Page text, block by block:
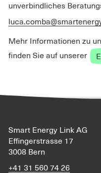
unverbindliches
Mehr Informationen zu
finden Sie auf unserer
Smart Energy Link AG
Effingerstrasse 17
3008 Bern
+41 31 560 74 26